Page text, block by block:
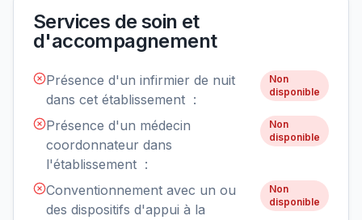
Services de soin et
d'accompagnement
Présence d'un infirmier de nuit
dans cet établissement :
Non
disponible
Présence d'un médecin
coordonnateur dans
l'établissement :
Non
disponible
Conventionnement avec un ou
des dispositifs d'appui à la
Non
disponible